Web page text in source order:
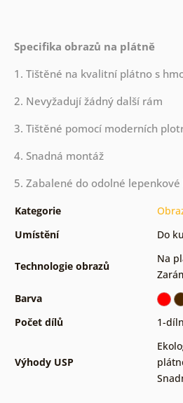
Specifika obrazů na plátně
1. Tištěné na kvalitní plátno s
2. Nevyžadují žádný další rám
3. Tištěné pomocí moderních
4. Snadná montáž
5. Zabalené do odolné lepenkové
Kategorie
Umístění
Do
Technologie obrazů
Na
Barva
Počet dílů
1-
Výhody USP